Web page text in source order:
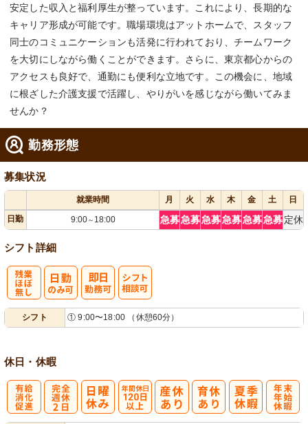
安定した収入と福利厚生が整っています。これにより、長期的な
キャリア形成が可能です。職場環境はアットホームで、スタッフ
同士のコミュニケーションも活発に行われており、チームワーク
を大切にしながら働くことができます。さらに、東京都心からの
アクセスも良好で、通勤にも便利な立地です。この機会に、地域
に根ざした介護支援で活躍し、やりがいを感じながら働いてみま
せんか？
勤務形態
募集状況
就業時間 月 火 水 木 金 土
日
日勤
9:00～ 18:00 急募急募急募急募急募急募 定休
シフト詳細
シフト ① 9:00〜18:00 （休憩60分）
休日・休暇